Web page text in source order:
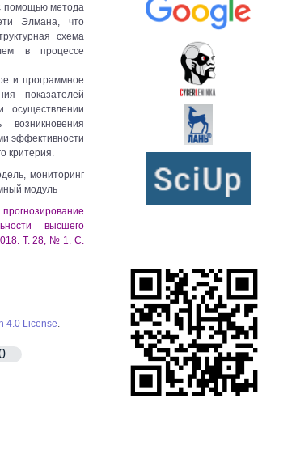
помощью метода
Элмана, что
схема
в процессе
и программное
показателей
осуществлении
эффективности
критерия.
мониторинг
модуль
высшего
Т. 28, № 1. С.
4.0 License.